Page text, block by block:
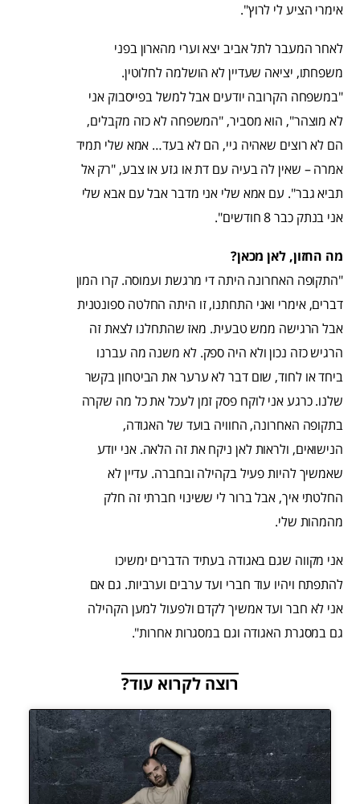
אימרי הציע לי לרוץ".
לאחר המעבר לתל אביב יצא וערי מהארון בפני
משפחתו, יציאה שעדיין לא הושלמה לחלוטין.
"במשפחה הקרובה יודעים אבל למשל בפייסבוק אני
לא מוצהר", הוא מסביר, "המשפחה לא כזה מקבלים,
הם לא רוצים שאהיה גיי, הם לא בעד… אמא שלי תמיד
אמרה – שאין לה בעיה עם דת או גזע או צבע, "רק אל
תביא גבר". עם אמא שלי אני מדבר אבל עם אבא שלי
אני בנתק כבר 8 חודשים".
מה החזון, לאן מכאן?
"התקופה האחרונה היתה די מרגשת ועמוסה. קרו המון
דברים, אימרי ואני התחתנו, זו היתה החלטה ספונטנית
אבל הרגישה ממש טבעית. מאז שהתחלנו לצאת זה
הרגיש כזה נכון ולא היה ספק. לא משנה מה עברנו
ביחד או לחוד, שום דבר לא ערער את הביטחון בקשר
שלנו. כרגע אני לוקח פסק זמן לעכל את כל מה שקרה
בתקופה האחרונה, החוויה בועד של האגודה,
הנישואים, ולראות לאן ניקח את זה הלאה. אני יודע
שאמשיך להיות פעיל בקהילה ובחברה. עדיין לא
החלטתי איך, אבל ברור לי ששינוי חברתי זה חלק
מהמהות שלי.
אני מקווה שגם באגודה בעתיד הדברים ימשיכו
להתפתח ויהיו עוד חברי ועד ערבים וערביות. גם אם
אני לא חבר ועד אמשיך לקדם ולפעול למען הקהילה
גם במסגרת האגודה וגם במסגרות אחרות".
רוצה לקרוא עוד?